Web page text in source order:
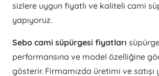
sizlere uygun fiyatlı ve kaliteli cami
yapıyoruz.
Sebo cami süpürgesi fiyatları
performansına ve model özelliğine
gösterir. Firmamızda üretimi ve satışı